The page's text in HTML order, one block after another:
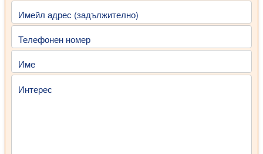
Имейл адрес (задължително)
Телефонен номер
Име
Интерес